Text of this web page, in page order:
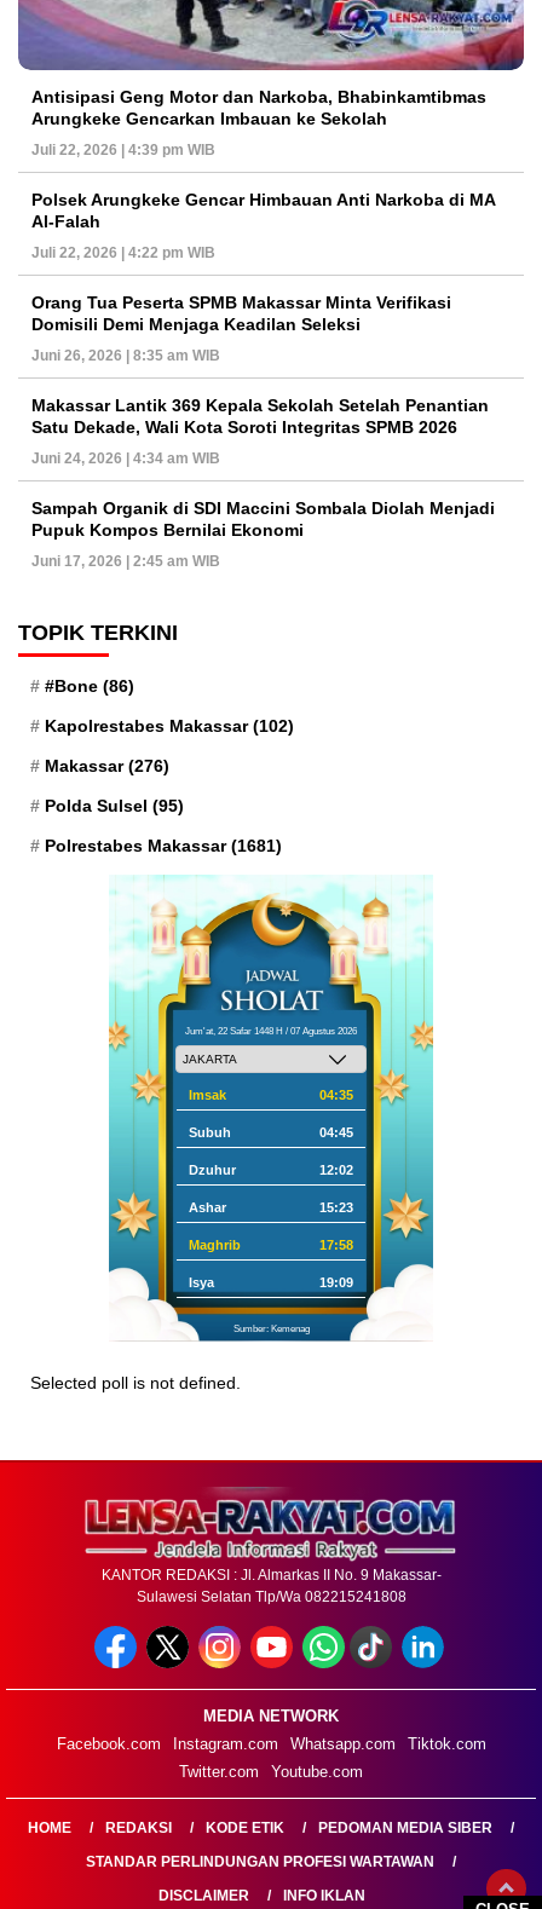
Antisipasi Geng Motor dan Narkoba, Bhabinkamtibmas
Arungkeke Gencarkan Imbauan ke Sekolah
Juli 22, 2026 | 4:39 pm WIB
Polsek Arungkeke Gencar Himbauan Anti Narkoba di MA
Al-Falah
Juli 22, 2026 | 4:22 pm WIB
Orang Tua Peserta SPMB Makassar Minta Verifikasi
Domisili Demi Menjaga Keadilan Seleksi
Juni 26, 2026 | 8:35 am WIB
Makassar Lantik 369 Kepala Sekolah Setelah Penantian
Satu Dekade, Wali Kota Soroti Integritas SPMB 2026
Juni 24, 2026 | 4:34 am WIB
Sampah Organik di SDI Maccini Sombala Diolah Menjadi
Pupuk Kompos Bernilai Ekonomi
Juni 17, 2026 | 2:45 am WIB
TOPIK TERKINI
#Bone (86)
Kapolrestabes Makassar(102)
Makassar(276)
Polda Sulsel (95)
Polrestabes Makassar(1681)
Jum'at, 22 Safar 1448 H / 07 Agustus 2026
Imsak 04:35
Subuh 04:45
Dzuhur 12:02
Ashar 15:23
Maghrib 17:58
Isya 19:09
Sumber: Kemenag
Selected poll is not defined.
KANTOR REDAKSI : Jl. Almarkas II No. 9 Makassar-
Sulawesi Selatan Tlp/Wa 082215241808
MEDIA NETWORK
Facebook.com
Instagram.com Whatsapp.com
Tiktok.com
Twitter.com
Youtube.com
HOME REDAKSI KODE ETIK
PEDOMAN MEDIA SIBER
STANDAR PERLINDUNGAN PROFESI WARTAWAN
DISCLAIMER
INFO IKLAN